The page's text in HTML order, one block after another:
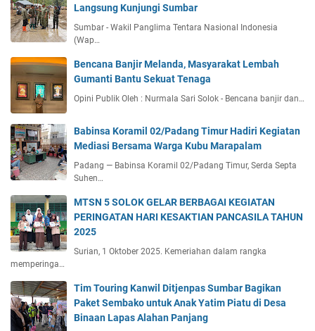
Langsung Kunjungi Sumbar
Sumbar - Wakil Panglima Tentara Nasional Indonesia
(Wap…
Bencana Banjir Melanda, Masyarakat Lembah
Gumanti Bantu Sekuat Tenaga
Opini Publik Oleh : Nurmala Sari Solok - Bencana banjir dan…
Babinsa Koramil 02/Padang Timur Hadiri Kegiatan
Mediasi Bersama Warga Kubu Marapalam
Padang — Babinsa Koramil 02/Padang Timur, Serda Septa
Suhen…
MTSN 5 SOLOK GELAR BERBAGAI KEGIATAN
PERINGATAN HARI KESAKTIAN PANCASILA TAHUN
2025
Surian, 1 Oktober 2025. Kemeriahan dalam rangka
memperinga…
Tim Touring Kanwil Ditjenpas Sumbar Bagikan
Paket Sembako untuk Anak Yatim Piatu di Desa
Binaan Lapas Alahan Panjang